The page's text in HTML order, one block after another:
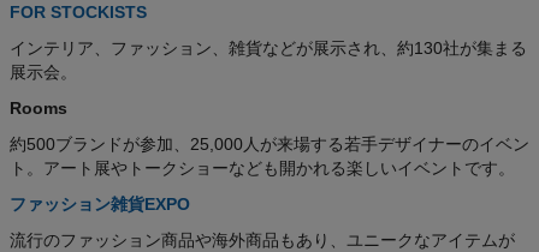
FOR STOCKISTS
インテリア、ファッション、雑貨などが展示され、約130社が集まる
展示会。
Rooms
約500ブランドが参加、25,000人が来場する若手デザイナーのイベン
ト。アート展やトークショーなども開かれる楽しいイベントです。
ファッション雑貨EXPO
流行のファッション商品や海外商品もあり、ユニークなアイテムが